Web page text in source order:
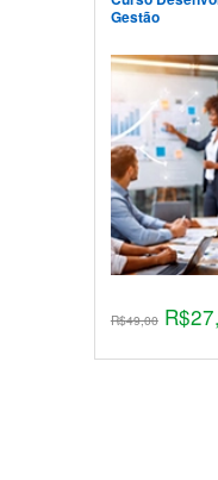
Gestão
R$49,00 R$